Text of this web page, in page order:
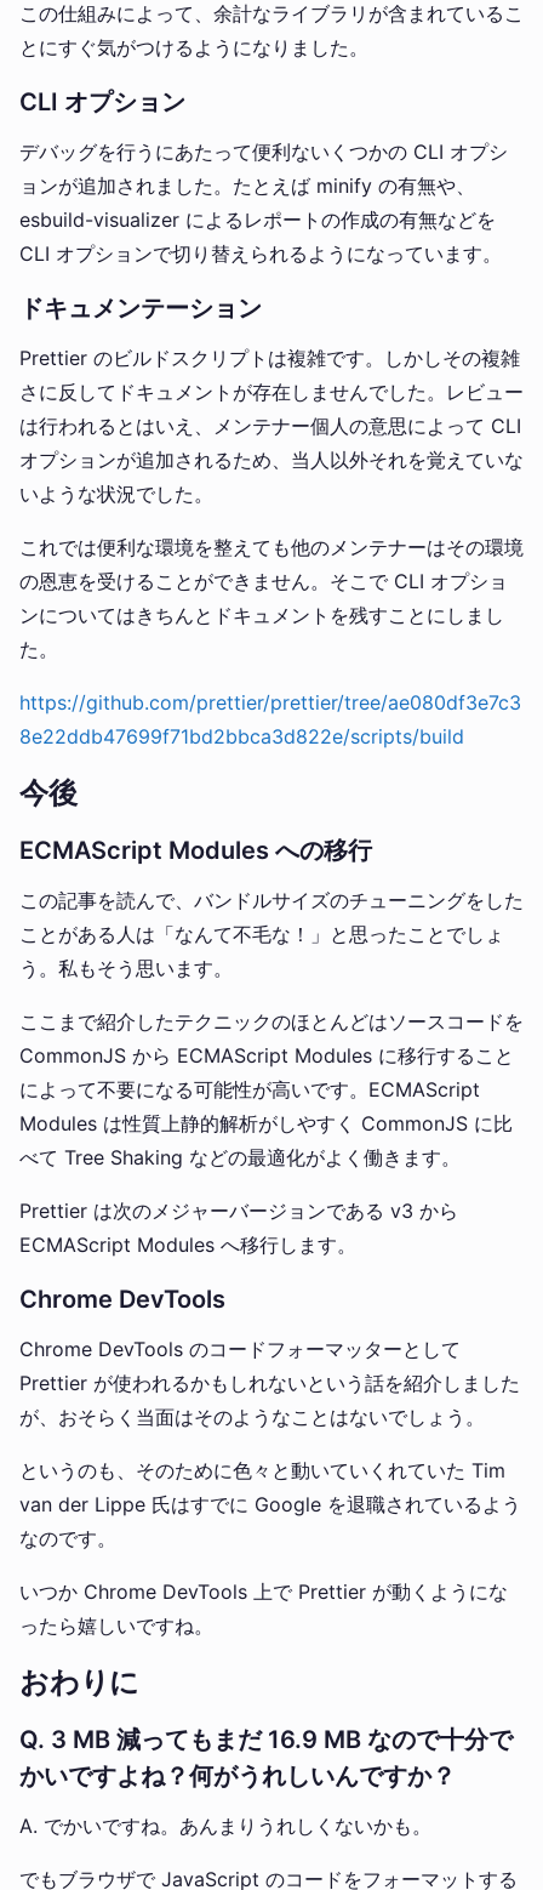
この仕組みによって、余計なライブラリが含まれているこ
とにすぐ気がつけるようになりました。
CLI オプション
デバッグを行うにあたって便利ないくつかの CLI オプシ
ョンが追加されました。たとえば minify の有無や、
esbuild-visualizer によるレポートの作成の有無などを
CLI オプションで切り替えられるようになっています。
ドキュメンテーション
Prettier のビルドスクリプトは複雑です。しかしその複雑
さに反してドキュメントが存在しませんでした。レビュー
は行われるとはいえ、メンテナー個人の意思によって CLI
オプションが追加されるため、当人以外それを覚えていな
いような状況でした。
これでは便利な環境を整えても他のメンテナーはその環境
の恩恵を受けることができません。そこで CLI オプショ
ンについてはきちんとドキュメントを残すことにしまし
た。
https://github.com/prettier/prettier/tree/ae080df3e7c3
8e22ddb47699f71bd2bbca3d822e/scripts/build
今後
ECMAScript Modules への移行
この記事を読んで、バンドルサイズのチューニングをした
ことがある人は「なんて不毛な！」と思ったことでしょ
う。私もそう思います。
ここまで紹介したテクニックのほとんどはソースコードを
CommonJS から ECMAScript Modules に移行すること
によって不要になる可能性が高いです。ECMAScript
Modules は性質上静的解析がしやすく CommonJS に比
べて Tree Shaking などの最適化がよく働きます。
Prettier は次のメジャーバージョンである v3 から
ECMAScript Modules へ移行します。
Chrome DevTools
Chrome DevTools のコードフォーマッターとして
Prettier が使われるかもしれないという話を紹介しました
が、おそらく当面はそのようなことはないでしょう。
というのも、そのために色々と動いていくれていた Tim
van der Lippe 氏はすでに Google を退職されているよう
なのです。
いつか Chrome DevTools 上で Prettier が動くようにな
ったら嬉しいですね。
おわりに
Q. 3 MB 減ってもまだ 16.9 MB なので十分で
かいですよね？何がうれしいんですか？
A. でかいですね。あんまりうれしくないかも。
でもブラウザで JavaScript のコードをフォーマットする